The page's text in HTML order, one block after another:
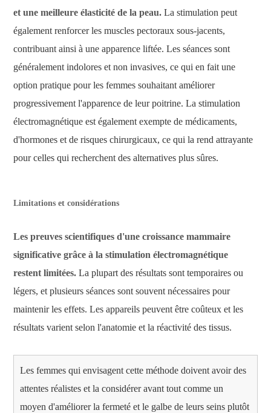
et une meilleure élasticité de la peau. La stimulation peut
également renforcer les muscles pectoraux sous-jacents,
contribuant ainsi à une apparence liftée. Les séances sont
généralement indolores et non invasives, ce qui en fait une
option pratique pour les femmes souhaitant améliorer
progressivement l'apparence de leur poitrine. La stimulation
électromagnétique est également exempte de médicaments,
d'hormones et de risques chirurgicaux, ce qui la rend attrayante
pour celles qui recherchent des alternatives plus sûres.
Limitations et considérations
Les preuves scientifiques d'une croissance mammaire
significative grâce à la stimulation électromagnétique
restent limitées. La plupart des résultats sont temporaires ou
légers, et plusieurs séances sont souvent nécessaires pour
maintenir les effets. Les appareils peuvent être coûteux et les
résultats varient selon l'anatomie et la réactivité des tissus.
Les femmes qui envisagent cette méthode doivent avoir des
attentes réalistes et la considérer avant tout comme un
moyen d'améliorer la fermeté et le galbe de leurs seins plutôt